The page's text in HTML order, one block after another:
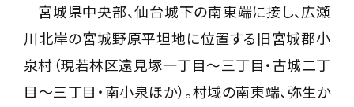
宮城県中央部、仙台城下の南東端に接し、広瀬
川北岸の宮城野原平坦地に位置する旧宮城郡小
泉村（現若林区遠見塚一丁目〜三丁目・古城二丁
目〜三丁目・南小泉ほか）。村域の南東端、弥生か